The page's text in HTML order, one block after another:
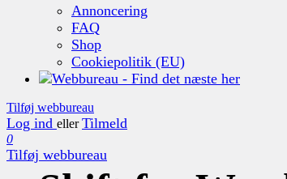
Annoncering
FAQ
Shop
Cookiepolitik (EU)
Tilføj webbureau
Log ind eller Tilmeld
0
Tilføj webbureau